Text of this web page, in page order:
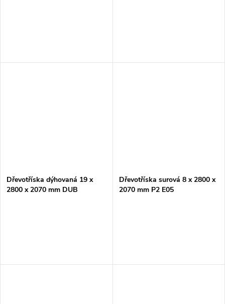
Dřevotříska dýhovaná 19 x
2800 x 2070 mm DUB
Dřevotříska surová 8 x 2800 x
2070 mm P2 E05